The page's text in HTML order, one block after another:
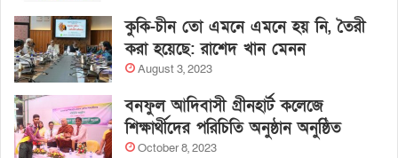
কুকি-চীন তো এমনে এমনে হয় নি, তৈরী
করা হয়েছে: রাশেদ খান মেনন
August 3, 2023
বনফুল আদিবাসী গ্রীনহার্ট কলেজে
শিক্ষার্থীদের পরিচিতি অনুষ্ঠান অনুষ্ঠিত
October 8, 2023